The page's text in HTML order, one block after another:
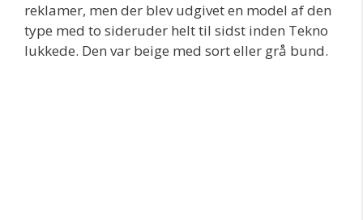
reklamer, men der blev udgivet en model af den
type med to sideruder helt til sidst inden Tekno
lukkede. Den var beige med sort eller grå bund.